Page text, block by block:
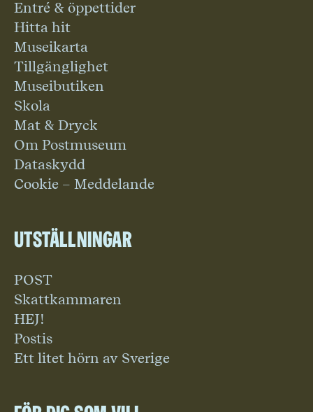
Entré & öppettider
Hitta hit
Museikarta
Tillgänglighet
Museibutiken
Skola
Mat & Dryck
Om Postmuseum
Dataskydd
Cookie – Meddelande
Utställningar
POST
Skattkammaren
HEJ!
Postis
Ett litet hörn av Sverige